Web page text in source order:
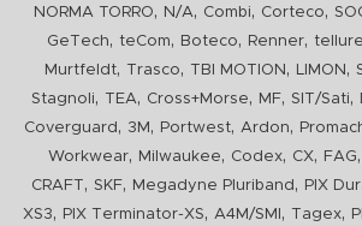
NORMA TORRO, N/A, Combi, Corteco,
GeTech, teCom, Boteco, Renner,
Murtfeldt, Trasco, TBI MOTION , LIMON ,
Stagnoli, TEA, Cross+Morse, MF, SIT/Sati,
Coverguard , 3M , Portwest, Ardon,
Workwear, Milwaukee, Codex, CX, FAG,
CRAFT, SKF, Megadyne Pluriband , PIX
XS3, PIX Terminator-XS, A4M/SMI , Tagex,